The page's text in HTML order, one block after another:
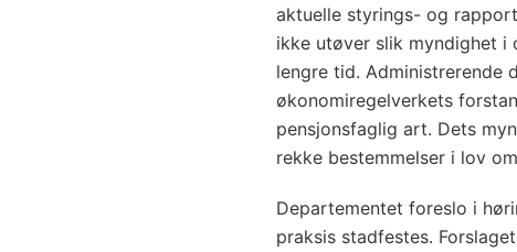
aktuelle styrings- og
ikke utøver slik myndighet i
lengre tid. Administrerende
økonomiregelverkets
pensjonsfaglig art. Dets
rekke bestemmelser i lov
Departementet foreslo i
praksis stadfestes.